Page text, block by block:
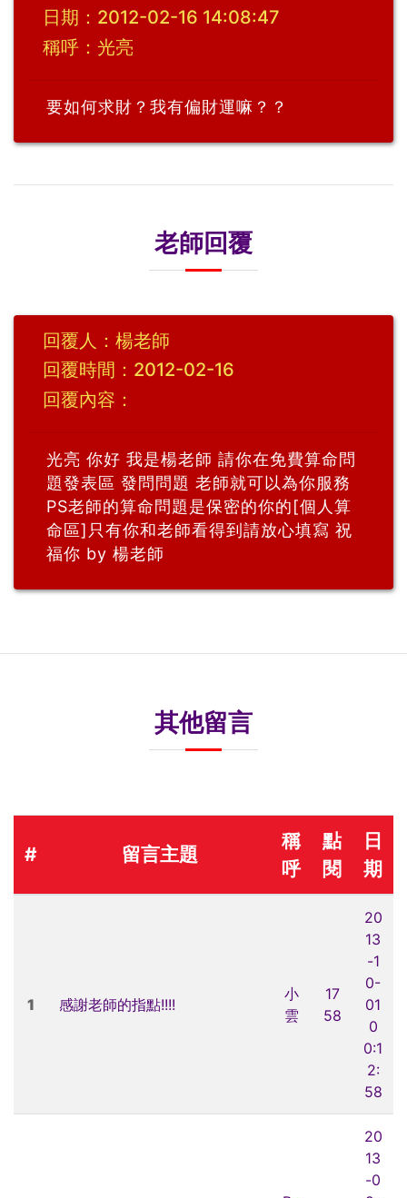
日期：2012-02-16 14:08:47
稱呼：光亮
要如何求財？我有偏財運嘛？？
老師回覆
回覆人：楊老師
回覆時間：2012-02-16
回覆內容：
光亮 你好 我是楊老師 請你在免費算命問
題發表區 發問問題 老師就可以為你服務
PS老師的算命問題是保密的你的[個人算
命區]只有你和老師看得到請放心填寫 祝
福你 by 楊老師
其他留言
# 留言主題
稱
呼
點
閱
日
期
1 感謝老師的指點!!!!
小
雲
17
58
20
13
-1
0-
01
0
0:1
2:
58
20
13
-0